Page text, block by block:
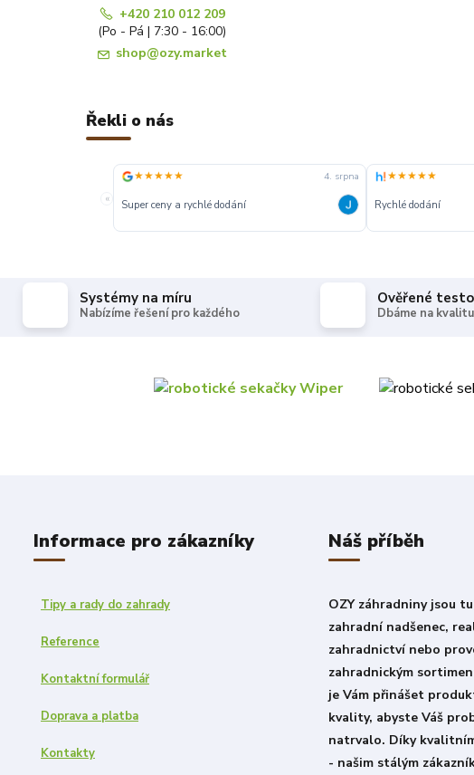
+420 210 012 209
(Po - Pá | 7:30 - 16:00)
shop@ozy.market
Řekli o nás
«
★★★★★ 4. srpna
Super ceny a rychlé dodání
★★★★★
Rychlé dodání
Systémy na míru
Nabízíme řešení pro každého
Ověřené
Dbáme na
Informace pro zákazníky
Tipy a rady do zahrady
Reference
Kontaktní formulář
Doprava a platba
Kontakty
Náš příběh
OZY záhradniny jsou
zahradní nadšenec,
zahradnictví nebo
zahradnickým
je Vám přinášet
kvality, abyste Váš
natrvalo. Díky
- našim stálým